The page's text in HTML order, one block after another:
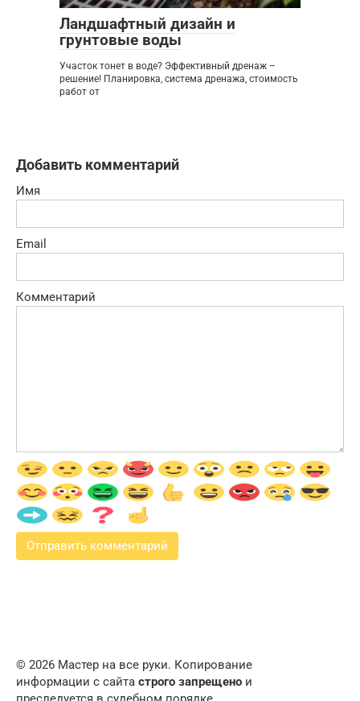
Ландшафтный дизайн и
грунтовые воды
Участок тонет в воде? Эффективный дренаж –
решение! Планировка, система дренажа, стоимость
работ от
Добавить комментарий
Имя
Email
Комментарий
© 2026 Мастер на все руки. Копирование
информации с сайта строго запрещено и